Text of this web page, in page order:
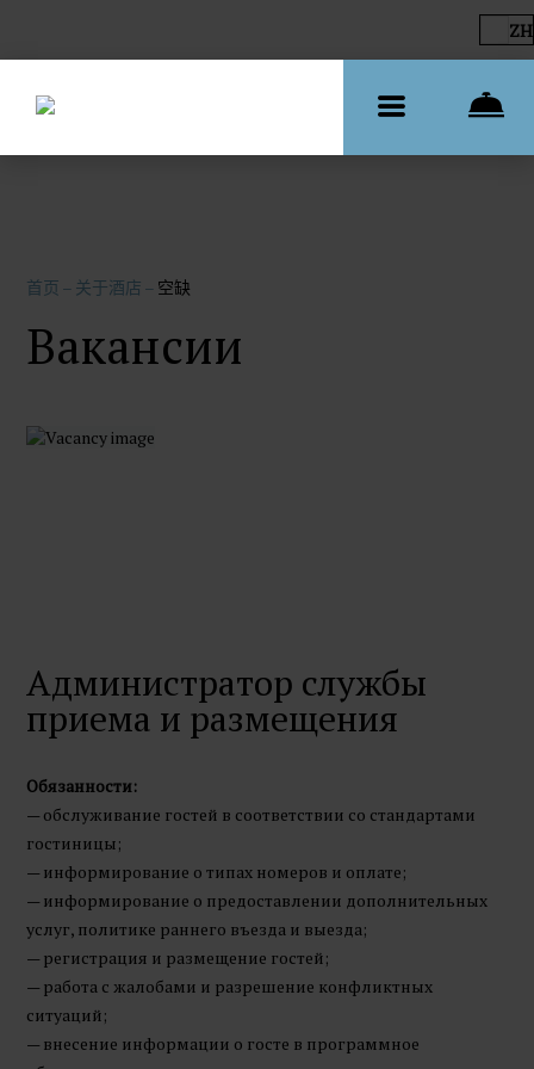
ZH
首页 – 关于酒店 – 空缺
Вакансии
Администратор службы
приема и размещения
Обязанности:
— обслуживание гостей в соответствии со стандартами
гостиницы;
— информирование о типах номеров и оплате;
— информирование о предоставлении дополнительных
услуг, политике раннего въезда и выезда;
— регистрация и размещение гостей;
— работа с жалобами и разрешение конфликтных
ситуаций;
— внесение информации о госте в программное